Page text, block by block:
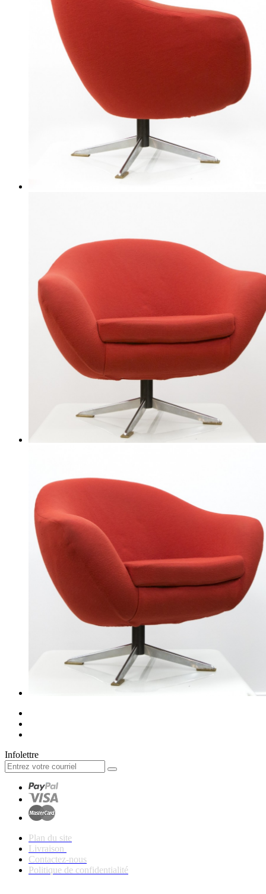
Infolettre
Plan du site
Livraison
Contactez-nous
Politique de confidentialité